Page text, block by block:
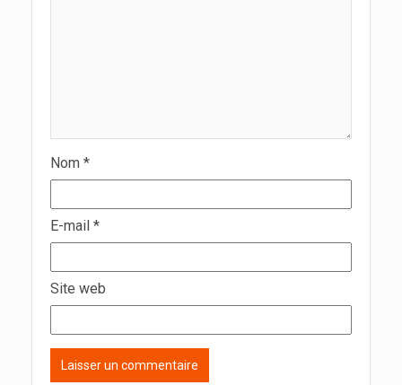
Nom *
E-mail *
Site web